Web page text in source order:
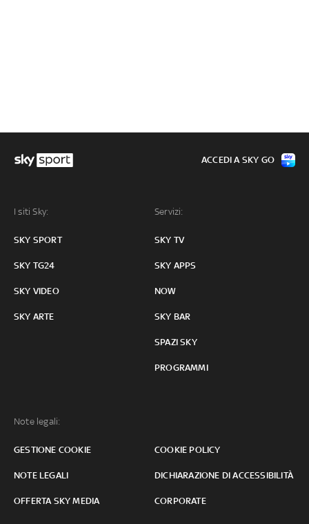
I siti Sky:
SKY SPORT
SKY TG24
SKY VIDEO
SKY ARTE
Servizi:
SKY TV
SKY APPS
NOW
SKY BAR
SPAZI SKY
PROGRAMMI
Note legali:
GESTIONE COOKIE COOKIE POLICY
NOTE LEGALI DICHIARAZIONE DI ACCESSIBILITÀ
OFFERTA SKY MEDIA CORPORATE
ACCEDI A SKY GO